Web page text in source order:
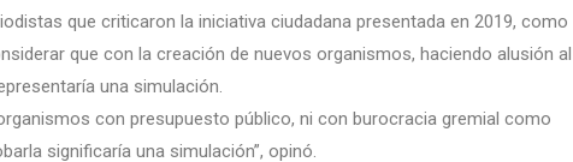
que criticaron la iniciativa ciudadana presentada en 2019, como
que con la creación de nuevos organismos, haciendo alusión al
una simulación.
con presupuesto público, ni con burocracia gremial como
significaría una simulación”, opinó.